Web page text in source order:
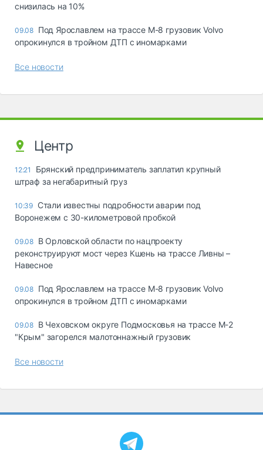
снизилась на 10%
09.08 Под Ярославлем на трассе М-8 грузовик Volvo
опрокинулся в тройном ДТП с иномарками
Все новости
Центр
12:21
Брянский предприниматель заплатил крупный
штраф за негабаритный груз
10:39 Стали известны подробности аварии под
Воронежем с 30-километровой пробкой
09.08 В Орловской области по нацпроекту
реконструируют мост через Кшень на трассе Ливны –
Навесное
09.08 Под Ярославлем на трассе М-8 грузовик Volvo
опрокинулся в тройном ДТП с иномарками
09.08 В Чеховском округе Подмосковья на трассе М-2
"Крым" загорелся малотоннажный грузовик
Все новости